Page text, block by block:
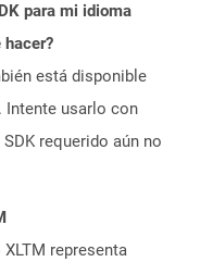
para mi idioma
hacer?
está disponible
Intente usarlo con
requerido aún no
representa